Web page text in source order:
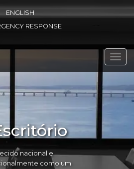
ENGLISH
RESPONSE
nacional e
como um